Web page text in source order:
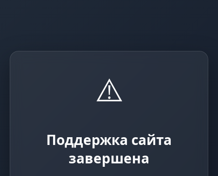
⚠️
Поддержка сайта
завершена